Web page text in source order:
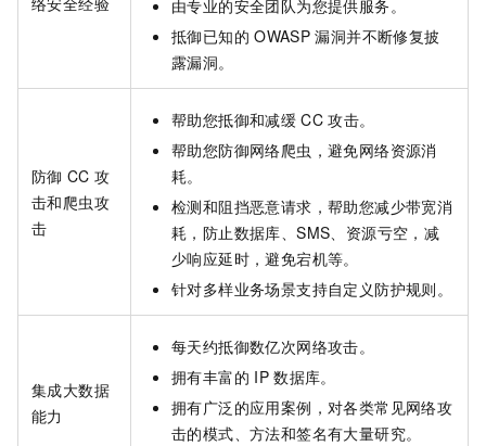
由专业的安全团队为您提供服务。
抵御已知的 OWASP 漏洞并不断修复披
露漏洞。
防御 CC 攻
击和爬虫攻
击
帮助您抵御和减缓 CC 攻击。
帮助您防御网络爬虫，避免网络资源消
耗。
检测和阻挡恶意请求，帮助您减少带宽消
耗，防止数据库、SMS、资源亏空，减
少响应延时，避免宕机等。
针对多样业务场景支持自定义防护规则。
集成大数据
能力
每天约抵御数亿次网络攻击。
拥有丰富的 IP 数据库。
拥有广泛的应用案例，对各类常见网络攻
击的模式、方法和签名有大量研究。